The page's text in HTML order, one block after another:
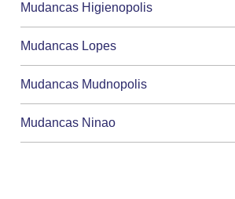
Mudancas Higienopolis
Mudancas Lopes
Mudancas Mudnopolis
Mudancas Ninao